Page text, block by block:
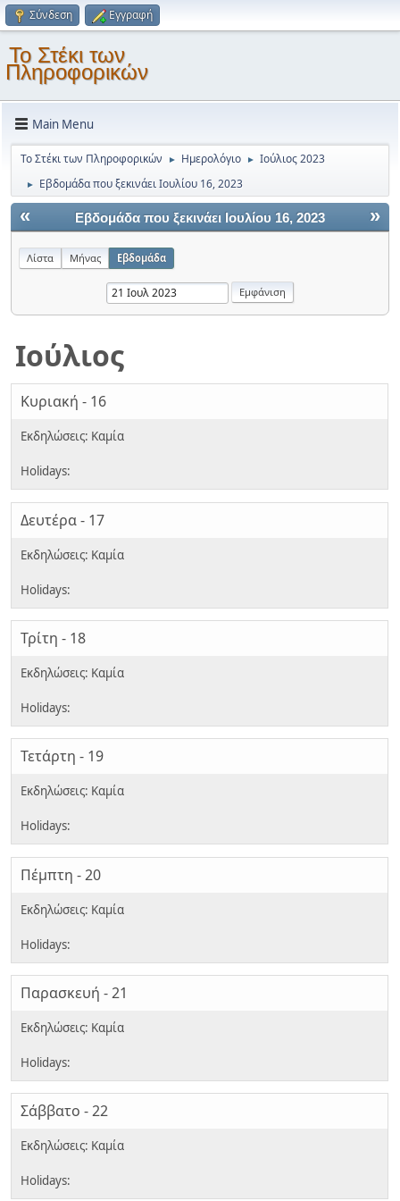
Σύνδεση Εγγραφή
Το Στέκι των
Πληροφορικών
Main Menu
Το Στέκι των Πληροφορικών ► Ημερολόγιο ► Ιούλιος 2023
► Εβδομάδα που ξεκινάει Ιουλίου 16, 2023
« »
Εβδομάδα που ξεκινάει Ιουλίου 16, 2023
Λίστα Μήνας Εβδομάδα
Ιούλιος
Κυριακή - 16
Δευτέρα - 17
Τρίτη - 18
Τετάρτη - 19
Πέμπτη - 20
Παρασκευή - 21
Σάββατο - 22